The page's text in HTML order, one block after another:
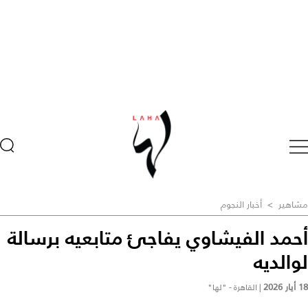
مشاهير > أخبار النجوم
أحمد الفيشاوي يفاجئ متابعيه برسالة
لوالديه
18 أيار 2026 | القاهرة - "لها"